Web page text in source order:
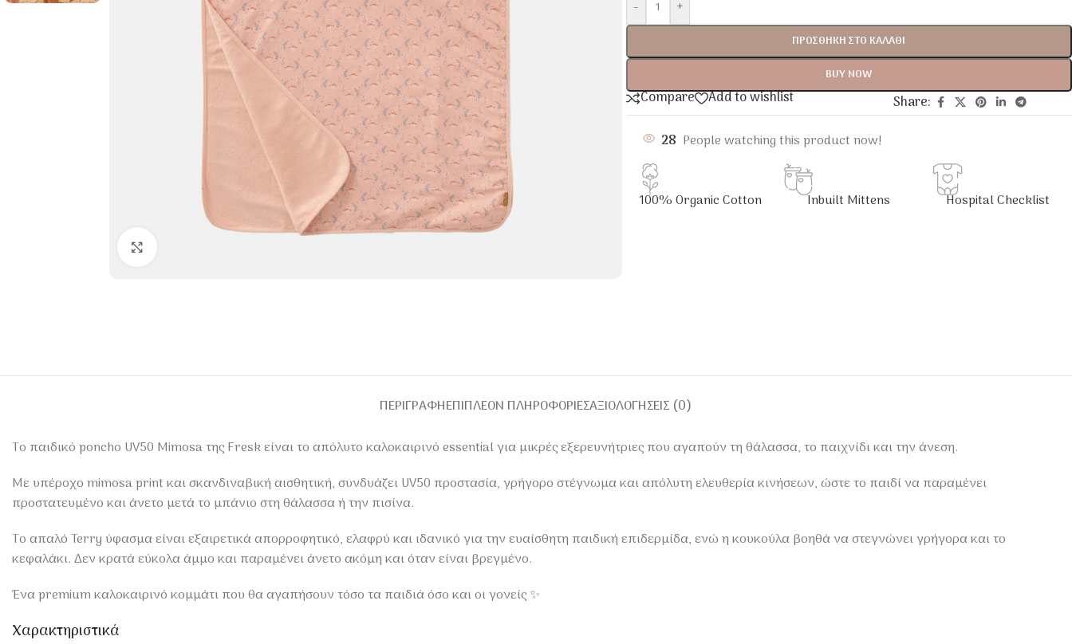
- +
ΠΡΟΣΘΉΚΗ ΣΤΟ ΚΑΛΆΘΙ
BUY NOW
Compare Add to wishlist
Share:
28 People watching this product now!
100% Organic Cotton Inbuilt Mittens Hospital Checklist
ΠΕΡΙΓΡΑΦΉΕΠΙΠΛΈΟΝ ΠΛΗΡΟΦΟΡΊΕΣΑΞΙΟΛΟΓΉΣΕΙΣ (0)
Το παιδικό poncho UV50 Mimosa της Fresk είναι το απόλυτο καλοκαιρινό essential για μικρές εξερευνήτριες που αγαπούν τη θάλασσα, το παιχνίδι και την άνεση.
Με υπέροχο mimosa print και σκανδιναβική αισθητική, συνδυάζει UV50 προστασία, γρήγορο στέγνωμα και απόλυτη ελευθερία κινήσεων, ώστε το παιδί να παραμένει
προστατευμένο και άνετο μετά το μπάνιο στη θάλασσα ή την πισίνα.
Το απαλό Terry ύφασμα είναι εξαιρετικά απορροφητικό, ελαφρύ και ιδανικό για την ευαίσθητη παιδική επιδερμίδα, ενώ η κουκούλα βοηθά να στεγνώνει γρήγορα και το
κεφαλάκι. Δεν κρατά εύκολα άμμο και παραμένει άνετο ακόμη και όταν είναι βρεγμένο.
Ένα premium καλοκαιρινό κομμάτι που θα αγαπήσουν τόσο τα παιδιά όσο και οι γονείς ✨
Χαρακτηριστικά